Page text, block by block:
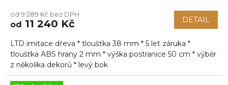
produktu
je
z
5
hvězdiček.
od 9 289 Kč bez DPH
od 11 240 Kč DETAIL
LTD imitace dřeva * tloušťka 38 mm * 5 let záruka *
tloušťka ABS hrany 2 mm * výška postranice 50 cm * výběr
z několika dekorů * levý bok